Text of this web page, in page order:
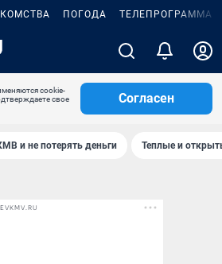
ПОГОДА ТЕЛЕПРОГРАММА
cookie-
свое
Согласен
и не потерять деньги Теплые и